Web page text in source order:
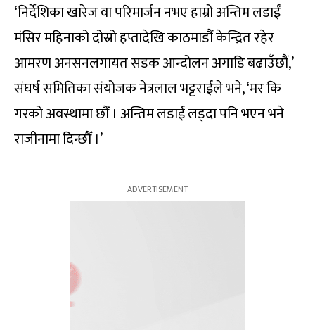
‘निर्देशिका खारेज वा परिमार्जन नभए हाम्रो अन्तिम लडाईं
मंसिर महिनाको दोस्रो हप्तादेखि काठमाडौं केन्द्रित रहेर
आमरण अनसनलगायत सडक आन्दोलन अगाडि बढाउँछौं,’
संघर्ष समितिका संयोजक नेत्रलाल भट्टराईले भने, ‘मर कि
गरको अवस्थामा छौँ । अन्तिम लडाईं लड्दा पनि भएन भने
राजीनामा दिन्छौँ ।’